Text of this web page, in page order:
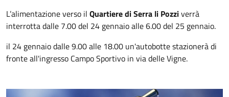
L’alimentazione verso il Quartiere di Serra li Pozziverrà
interrotta dalle 7.00 del 24 gennaio alle 6.00 del 25 gennaio.
il 24 gennaio dalle 9.00 alle 18.00 un'autobotte stazionerà di
fronte all'ingresso Campo Sportivo in via delle Vigne.